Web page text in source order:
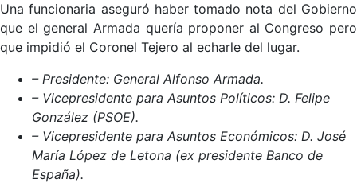
Una funcionaria aseguró haber tomado nota del Gobierno
que el general Armada quería proponer al Congreso pero
que impidió el Coronel Tejero al echarle del lugar.
– Presidente: General Alfonso Armada.
– Vicepresidente para Asuntos Políticos: D. Felipe
González (PSOE).
– Vicepresidente para Asuntos Económicos: D. José
María López de Letona (ex presidente Banco de
España).